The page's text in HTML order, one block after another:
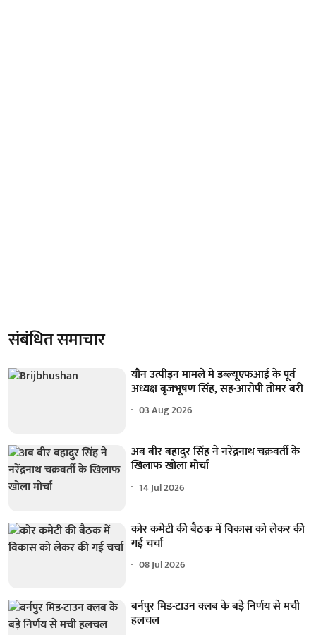
संबंधित समाचार
यौन उत्पीड़न मामले में डब्ल्यूएफआई के पूर्व
अध्यक्ष बृजभूषण सिंह, सह-आरोपी तोमर बरी
03 Aug 2026
अब बीर बहादुर सिंह ने नरेंद्रनाथ चक्रवर्ती के
खिलाफ खोला मोर्चा
14 Jul 2026
कोर कमेटी की बैठक में विकास को लेकर की
गई चर्चा
08 Jul 2026
बर्नपुर मिड-टाउन क्लब के बड़े निर्णय से मची
हलचल